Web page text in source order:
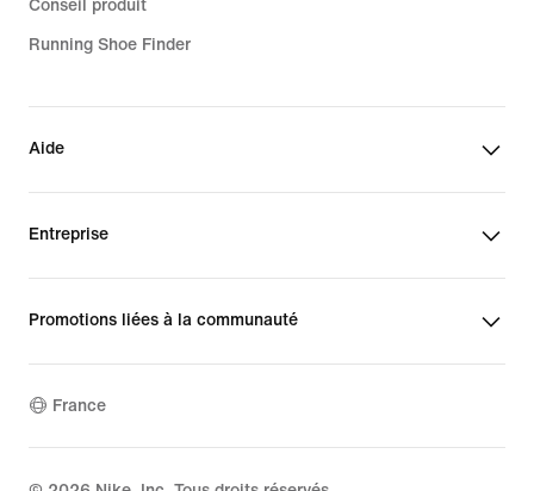
Conseil produit
Running Shoe Finder
Aide
Entreprise
Promotions liées à la communauté
France